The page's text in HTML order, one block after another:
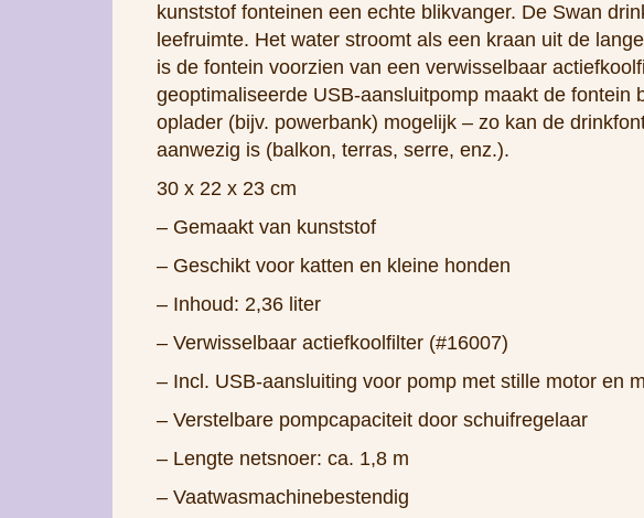
kunststof fonteinen een echte blikvanger. De Swan
leefruimte. Het water stroomt als een kraan uit de
is de fontein voorzien van een verwisselbaar
geoptimaliseerde USB-aansluitpomp maakt de
oplader (bijv. powerbank) mogelijk – zo kan de
aanwezig is (balkon, terras, serre, enz.).
30 x 22 x 23 cm
– Gemaakt van kunststof
– Geschikt voor katten en kleine honden
– Inhoud: 2,36 liter
– Verwisselbaar actiefkoolfilter (#16007)
– Incl. USB-aansluiting voor pomp met stille motor en
– Verstelbare pompcapaciteit door schuifregelaar
– Lengte netsnoer: ca. 1,8 m
– Vaatwasmachinebestendig